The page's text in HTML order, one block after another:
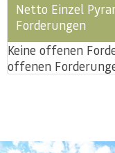
Netto Einzel
Forderungen
Keine offenen
offenen